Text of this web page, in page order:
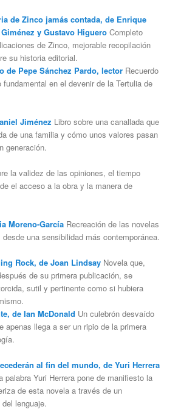
de Zinco jamás contada, de Enrique
y Gustavo HigueroCompleto
de Zinco, mejorable recopilación
su historia editorial.
de Pepe Sánchez Pardo, lectorRecuerdo
fundamental en el devenir de la Tertulia de
Jiménez Libro sobre una canallada que
de una familia y cómo unos valores pasan
generación.
la validez de las opiniones, el tiempo
el acceso a la obra y la manera de
Moreno-GarcíaRecreación de las novelas
una sensibilidad más contemporánea.
Rock, de Joan LindsayNovela que,
de su primera publicación, se
sutil y pertinente como si hubiera
de Ian McDonald Un culebrón desvaído
apenas llega a ser un ripio de la primera
al fin del mundo, de Yuri Herrera
palabra Yuri Herrera pone de manifiesto la
de esta novela a través de un
lenguaje.